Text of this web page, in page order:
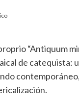
“Antiquum
de catequista: